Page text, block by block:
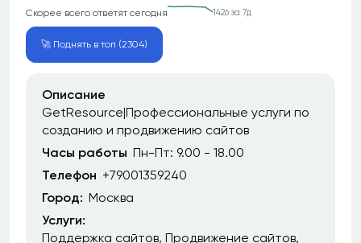
Скорее всего ответят сегодня 1426 за 7д
🚀 Поднять в топ (2304)
Описание
GetResource|Профессиональные услуги по
созданию и продвижению сайтов
Часы работы Пн-Пт: 9.00 - 18.00
Телефон +79001359240
Город: Москва
Услуги:
Поддержка сайтов Продвижение сайтов